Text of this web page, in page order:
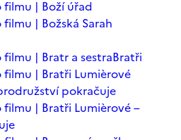
filmu | Boží úřad
| Božská Sarah
| Bratr a sestraBratři
filmu | Bratři Lumièrové
pokračuje
filmu | Bratři Lumièrové –